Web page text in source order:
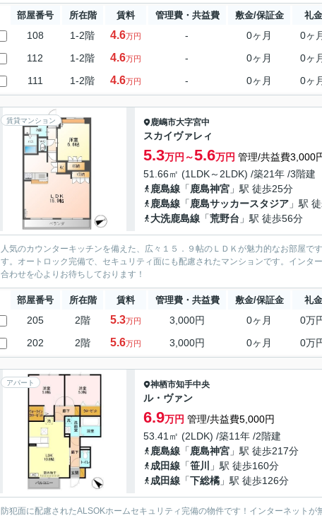
部屋番号 所在階 賃料 管理費・共益費 敷金/保証金 礼金
108 1-2階 4.6万円 - 0ヶ月 0ヶ
112 1-2階 4.6万円 - 0ヶ月 0ヶ
111 1-2階 4.6万円 - 0ヶ月 0ヶ
賃貸マンション 鹿嶋市大字宮中
スカイヴァレィ
5.3万円～5.6万円 管理/共益費3,000
51.66㎡ (1LDK～2LDK) /築21年 /3階建
鹿島線 「 鹿島神宮 」駅 徒歩25分
鹿島線 「 鹿島サッカースタジア 」駅
大洗鹿島線 「荒野台 」駅 徒歩56分
人気のカウンターキッチンを備えた、広々１５．９帖のＬＤＫが魅力的なお部屋で
す。オートロック完備で、セキュリティ面にも配慮されたマンションです。インタ
合わせを心よりお待ちしております！
部屋番号 所在階 賃料 管理費・共益費 敷金/保証金 礼金
205 2階 5.3万円 3,000円 0ヶ月 0万
202 2階 5.6万円 3,000円 0ヶ月 0万
アパート 神栖市知手中央
ル・ヴァン
6.9万円 管理/共益費5,000円
53.41㎡ (2LDK) /築11年 /2階建
鹿島線 「 鹿島神宮 」駅 徒歩217分
成田線 「笹川
」駅 徒歩160分
成田線 「下総橘 」駅 徒歩126分
防犯面に配慮されたALSOKホームセキュリティ完備の物件です！インターネット